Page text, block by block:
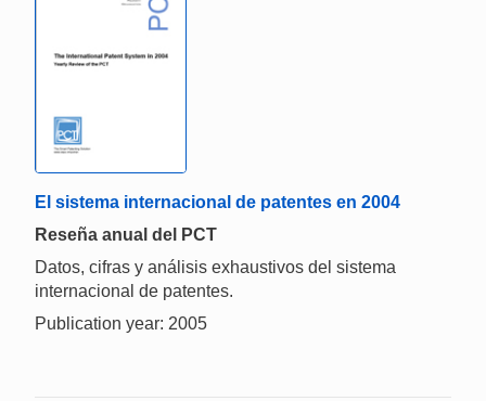
El sistema internacional de patentes en 2004
Reseña anual del PCT
Datos, cifras y análisis exhaustivos del sistema
internacional de patentes.
Publication year: 2005